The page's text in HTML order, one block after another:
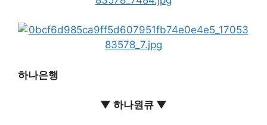
하나은행
▼ 하나원큐 ▼